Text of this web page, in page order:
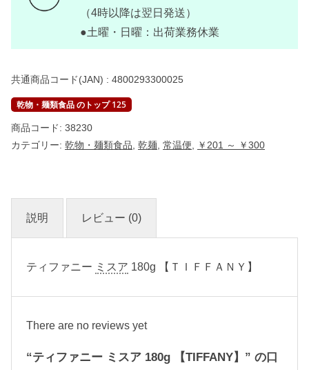
N
個
（4時以降は翌日発送）
●土曜・日曜：出荷業務休業
共通商品コード(JAN) : 4800293300025
乾物・麺類食品 のトップ 125
商品コード: 38230
カテゴリー: 乾物・麺類食品 乾麺 常温便 ￥201 ～ ￥300
説明 レビュー (0)
ティファニー ミスア 180g 【ＴＩＦＦＡＮＹ】
There are no reviews yet
“ティファニー ミスア 180g 【TIFFANY】” の口